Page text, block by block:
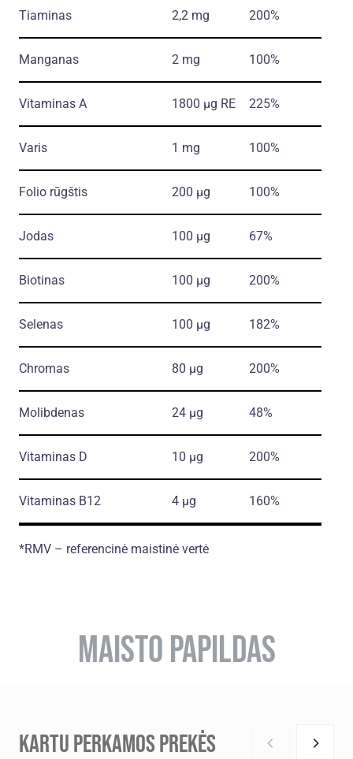
Tiaminas 2,2 mg 200%
Manganas 2 mg 100%
Vitaminas A 1800 µg RE 225%
Varis 1 mg 100%
Folio rūgštis 200 µg 100%
Jodas 100 µg 67%
Biotinas 100 µg 200%
Selenas 100 µg 182%
Chromas 80 µg 200%
Molibdenas 24 µg 48%
Vitaminas D 10 µg 200%
Vitaminas B12 4 µg 160%
*RMV – referencinė maistinė vertė
MAISTO PAPILDAS
KARTU PERKAMOS PREKĖS